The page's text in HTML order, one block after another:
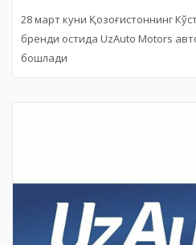
28 март куни Қозоғистоннинг
бренди остида UzAuto Motors
бошлади